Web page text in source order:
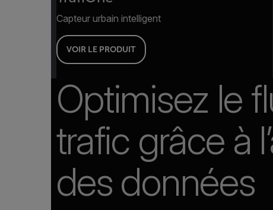
Capteur urbain intelligent
VOIR LE PRODUIT
Optimisez le
trafic grâce à
des données